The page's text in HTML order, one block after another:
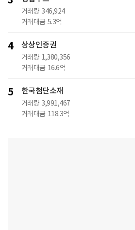
거래량 346,924
거래대금 5.3억
4 상상인증권
거래량 1,380,356
거래대금 16.6억
5 한국첨단소재
거래량 3,991,467
거래대금 118.3억